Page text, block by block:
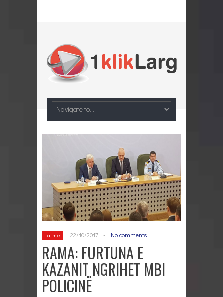
Lajme 22/10/2017 - No comments
RAMA: FURTUNA E
KAZANIT NGRIHET MBI
POLICINË